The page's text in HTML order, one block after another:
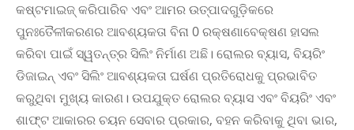
କଷ୍ଟମାଇଜ୍ କରିପାରିବ ଏବଂ ଆମର ଉତ୍ପାଦଗୁଡ଼ିକରେ
ପୁନଃତୈଳୀକରଣର ଆବଶ୍ୟକତା ବିନା 0 ରକ୍ଷଣାବେକ୍ଷଣ ହାସଲ
କରିବା ପାଇଁ ସ୍ୱତନ୍ତ୍ର ସିଲିଂ ନିର୍ମାଣ ଅଛି। ରୋଲର ବ୍ୟାସ, ବିୟରିଂ
ଡିଜାଇନ୍ ଏବଂ ସିଲିଂ ଆବଶ୍ୟକତା ଘର୍ଷଣ ପ୍ରତିରୋଧକୁ ପ୍ରଭାବିତ
କରୁଥିବା ମୁଖ୍ୟ କାରଣ। ଉପଯୁକ୍ତ ରୋଲର ବ୍ୟାସ ଏବଂ ବିୟରିଂ ଏବଂ
ଶାଫ୍ଟ ଆକାରର ଚୟନ ସେବାର ପ୍ରକାର, ବହନ କରିବାକୁ ଥିବା ଭାର,